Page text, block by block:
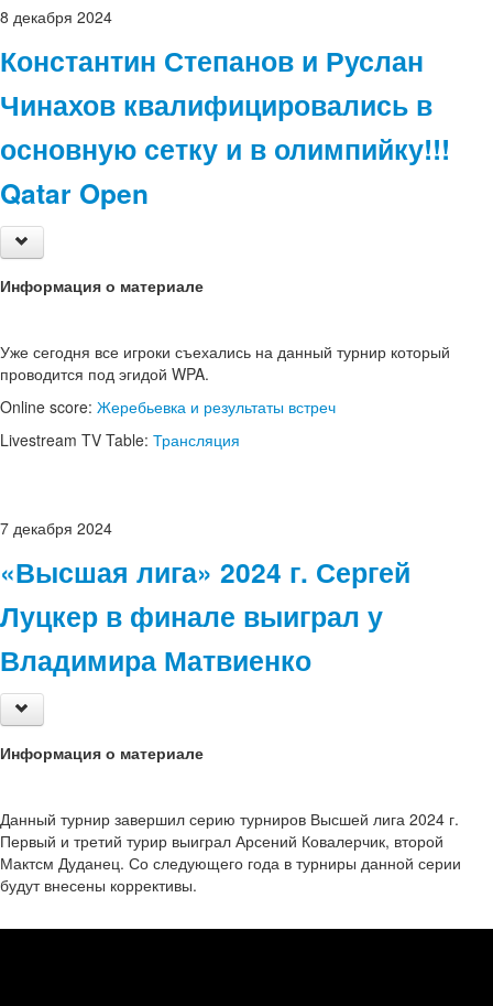
8 декабря 2024
Константин Степанов и Руслан
Чинахов квалифицировались в
основную сетку и в олимпийку!!!
Qatar Open
Информация о материале
Уже сегодня все игроки съехались на данный турнир который
проводится под эгидой WPA.
Online score: Жеребьевка и результаты встреч
Livestream TV Table: Трансляция
7 декабря 2024
«Высшая лига» 2024 г. Сергей
Луцкер в финале выиграл у
Владимира Матвиенко
Информация о материале
Данный турнир завершил серию турниров Высшей лига 2024 г.
Первый и третий турир выиграл Арсений Ковалерчик, второй
Мактсм Дуданец. Со следующего года в турниры данной серии
будут внесены коррективы.